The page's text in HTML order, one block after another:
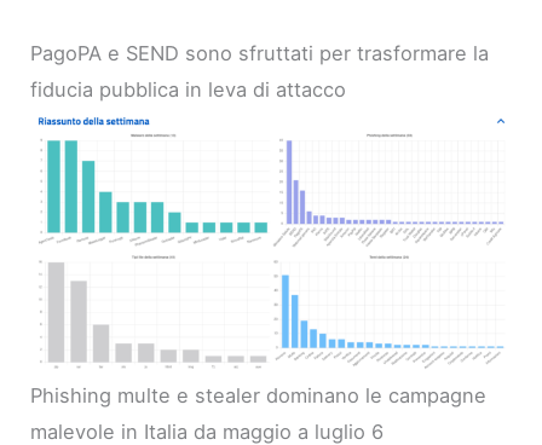
PagoPA e SEND sono sfruttati per trasformare la
fiducia pubblica in leva di attacco
Phishing multe e stealer dominano le campagne
malevole in Italia da maggio a luglio 6